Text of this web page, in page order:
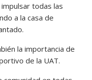
todas las
a la casa de
la importancia de
de la UAT.